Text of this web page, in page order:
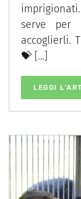
serve per
accoglierli.
💝 […]
LEGGI